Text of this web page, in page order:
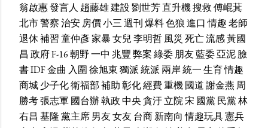
翁啟惠發言人 趙藤雄建設劉世芳直升機搜救傅崐萁
北市警察治安房價小三週刊爆料色狼進口 情趣老師
退休補習童仲彥家暴女兒李明哲風災 死亡流感黃國
昌 政府F-16朝野一中 兆豐弊案綠委朋友藍委亞泥臉
書IDF金曲 入圍徐旭東獨派統派 兩岸統一生育情趣
商城少子化衛福部補助彰化經費重機國道謝金燕 周
勝考張志軍國台辦執政中央貪汙立院宋 國黨民黨林
右昌 基隆黨主席男友女友台商新南向 情趣玩具憲兵